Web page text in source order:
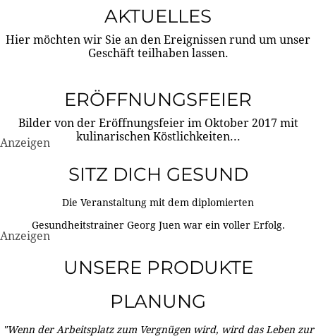
AKTUELLES
Hier möchten wir Sie an den Ereignissen rund um unser
Geschäft teilhaben lassen.
ERÖFFNUNGSFEIER
Bilder von der Eröffnungsfeier im Oktober 2017 mit
kulinarischen Köstlichkeiten...
Anzeigen
SITZ DICH GESUND
Die Veranstaltung mit dem diplomierten
Gesundheitstrainer Georg Juen war ein voller Erfolg.
Anzeigen
UNSERE PRODUKTE
PLANUNG
"Wenn der Arbeitsplatz zum Vergnügen wird, wird das Leben zur